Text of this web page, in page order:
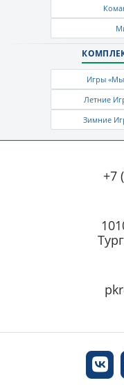
Игры «Мы
Летние
Зимние
+7